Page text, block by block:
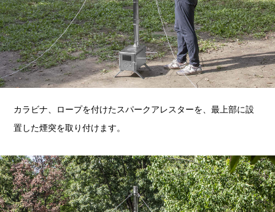
カラビナ、ロープを付けたスパークアレスターを、最上部に設
置した煙突を取り付けます。